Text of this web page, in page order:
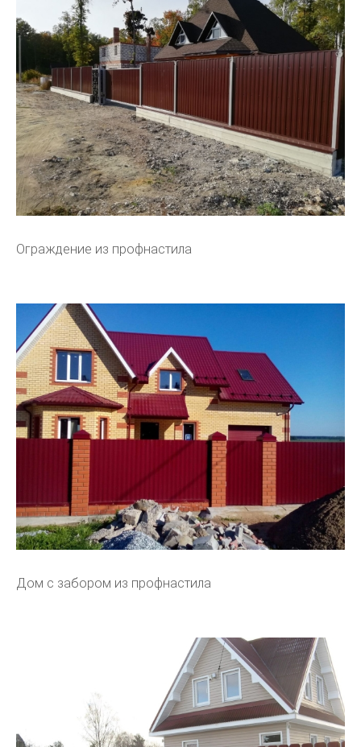
Ограждение из профнастила
Дом с забором из профнастила